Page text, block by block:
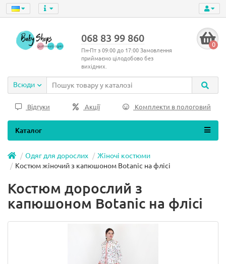
068 83 99 860
Пн-Пт з 09:00 до 17:00 Замовлення
приймаємо цілодобово без
вихідних.
0
Всюди
Відгуки Акції Комплекти в пологовий
Каталог
Одяг для дорослих
Жіночі костюми
Костюм жіночий з капюшоном Botanic на флісі
Костюм дорослий з
капюшоном Botanic на флісі